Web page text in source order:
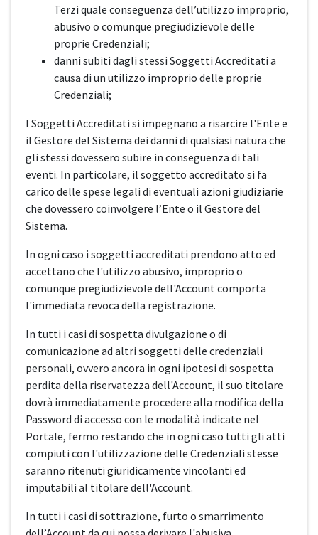
Terzi quale conseguenza dell’utilizzo improprio,
abusivo o comunque pregiudizievole delle
proprie Credenziali;
danni subiti dagli stessi Soggetti Accreditati a
causa di un utilizzo improprio delle proprie
Credenziali;
I Soggetti Accreditati si impegnano a risarcire l'Ente e
il Gestore del Sistema dei danni di qualsiasi natura che
gli stessi dovessero subire in conseguenza di tali
eventi. In particolare, il soggetto accreditato si fa
carico delle spese legali di eventuali azioni giudiziarie
che dovessero coinvolgere l’Ente o il Gestore del
Sistema.
In ogni caso i soggetti accreditati prendono atto ed
accettano che l'utilizzo abusivo, improprio o
comunque pregiudizievole dell'Account comporta
l'immediata revoca della registrazione.
In tutti i casi di sospetta divulgazione o di
comunicazione ad altri soggetti delle credenziali
personali, ovvero ancora in ogni ipotesi di sospetta
perdita della riservatezza dell'Account, il suo titolare
dovrà immediatamente procedere alla modifica della
Password di accesso con le modalità indicate nel
Portale, fermo restando che in ogni caso tutti gli atti
compiuti con l'utilizzazione delle Credenziali stesse
saranno ritenuti giuridicamente vincolanti ed
imputabili al titolare dell'Account.
In tutti i casi di sottrazione, furto o smarrimento